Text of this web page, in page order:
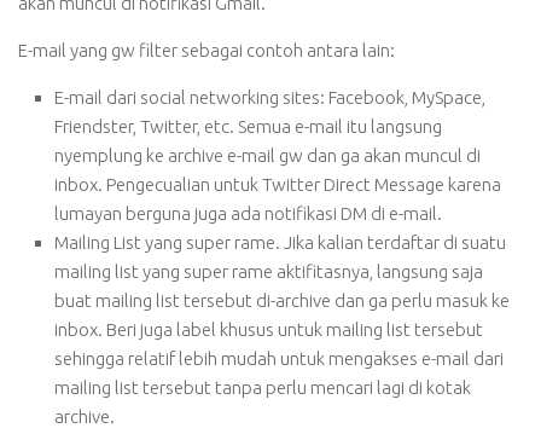
E-mail yang gw filter sebagai contoh antara lain:
E-mail dari social networking sites: Facebook, MySpace,
Friendster, Twitter, etc. Semua e-mail itu langsung
nyemplung ke archive e-mail gw dan ga akan muncul di
inbox. Pengecualian untuk Twitter Direct Message karena
lumayan berguna juga ada notifikasi DM di e-mail.
Mailing List yang super rame. Jika kalian terdaftar di suatu
mailing list yang super rame aktifitasnya, langsung saja
buat mailing list tersebut di-archive dan ga perlu masuk ke
inbox. Beri juga label khusus untuk mailing list tersebut
sehingga relatif lebih mudah untuk mengakses e-mail dari
mailing list tersebut tanpa perlu mencari lagi di kotak
archive.